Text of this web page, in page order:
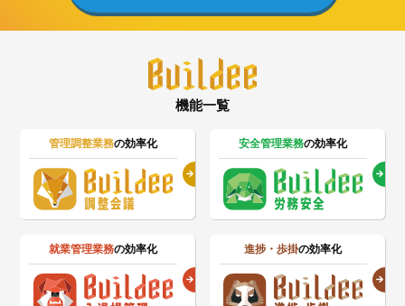
機能一覧
管理調整業務の効率化 安全管理業務の効率化
就業管理業務の効率化 進捗・歩掛の効率化